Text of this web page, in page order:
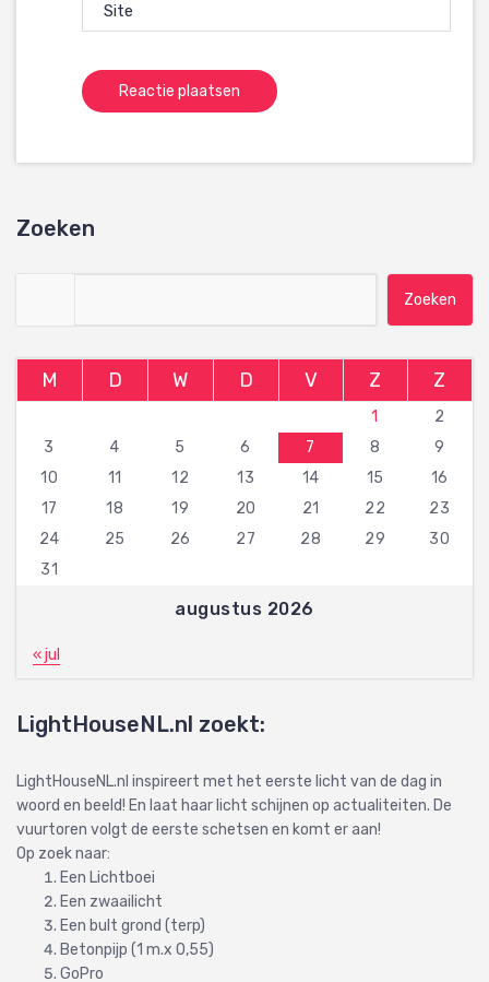
Site
Zoeken
augustus 2026
M D W D V Z Z
1
2
3
4 5 6 7 8
9
10
11 12 13 14 15
16
17
18 19 20 21 22
23
24
25 26 27 28 29
30
31
« jul
LightHouseNL.nl zoekt:
LightHouseNL.nl inspireert met het eerste licht van de dag in
woord en beeld! En laat haar licht schijnen op actualiteiten. De
vuurtoren volgt de eerste schetsen en komt er aan!
Op zoek naar:
Een Lichtboei
Een zwaailicht
Een bult grond (terp)
Betonpijp (1 m.x 0,55)
GoPro